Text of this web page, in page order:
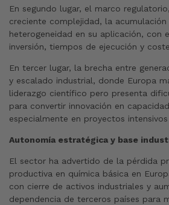
En segundo lugar, el marco
creciente complejidad, la
heterogeneidad en su aplicación, con
inversión, tiempos de ejecución y
En tercer lugar, la brecha entre
y escalado industrial, donde Europa
liderazgo científico pero presenta
para convertir innovación en
especialmente en proyectos
Autonomía estratégica y base
El sector ha advertido de la pérdida
productiva en química básica en
con cierre de activos industriales y
dependencia de terceros países para